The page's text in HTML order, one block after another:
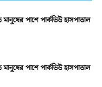
মানুষের পাশে পার্কভিউ হাসপাতাল
মানুষের পাশে পার্কভিউ হাসপাতাল